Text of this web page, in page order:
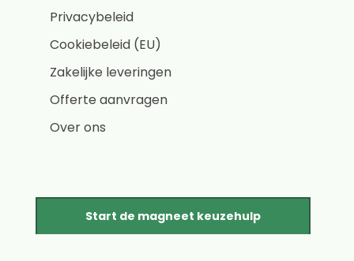
Privacybeleid
Cookiebeleid (EU)
Zakelijke leveringen
Offerte aanvragen
Over ons
Start de magneet keuzehulp